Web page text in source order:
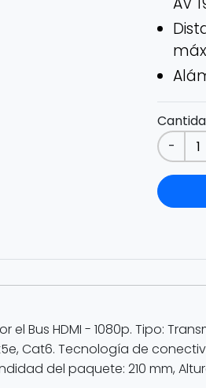
-
Bus HDMI - 1080p. Tipo:
Cat6. Tecnología de
del paquete: 210 mm,